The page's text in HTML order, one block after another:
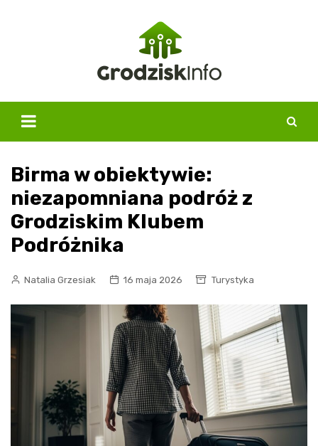
Birma w obiektywie:
niezapomniana podróż z
Grodziskim Klubem
Podróżnika
Natalia Grzesiak 16 maja 2026 Turystyka